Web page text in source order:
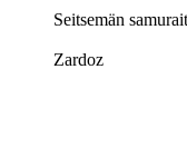
Seitsemän
Zardoz